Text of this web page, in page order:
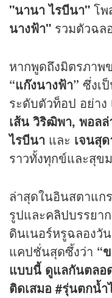
"นานา ไรบีนา" โ
นางฟ้า" รวมตัวฉล
หากพูดถึงมิตรภาพ
“แก๊งนางฟ้า” ซึ่งเ
ระดับตัวท็อป อย่าง
เส้น วิริฒิพา, พอล
ไรบีนา และ เจนสุ
ราวทั้งทุกข์และสุข
ล่าสุดในอินสตาแ
รูปและคลิปบรรยา
ดินเนอร์หรูฉลองวั
แคปชั่นสุดซึ้งว่า “
แบบนี้ ดูแลกันตลอ
ติดเสมอ #รุ่นตกน้ำ